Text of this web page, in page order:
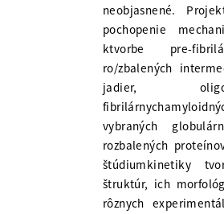
neobjasnené.
pochopenie
ktvorbe pre-
ro/zbalených
jadier,
vybraných
rozbalených
štúdiumkinetiky
štruktúr, ich
rôznych